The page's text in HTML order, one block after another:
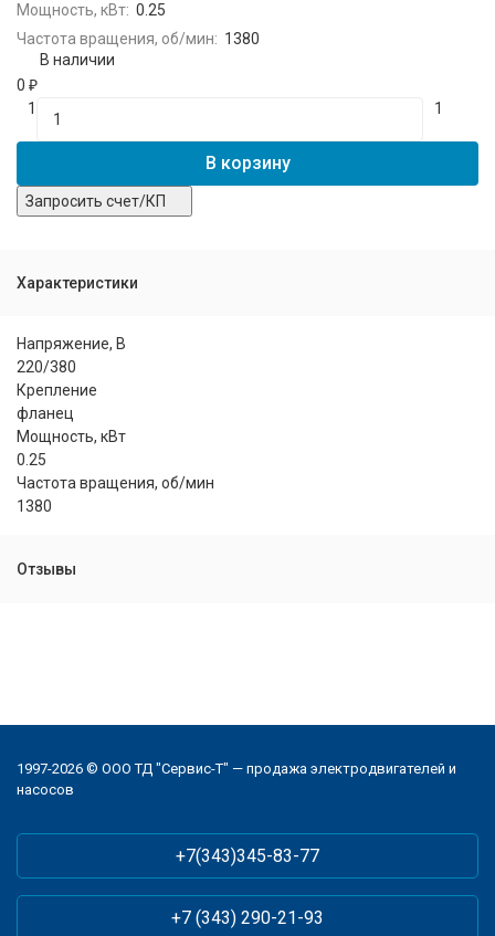
Мощность, кВт: 0.25
Частота вращения, об/мин: 1380
В наличии
0 ₽
1 1
В корзину
Запросить счет/КП
Характеристики
Напряжение, В
220/380
Крепление
фланец
Мощность, кВт
0.25
Частота вращения, об/мин
1380
Отзывы
1997-2026 © ООО ТД "Сервис-Т" — продажа электродвигателей и
насосов
+7(343)345-83-77
+7 (343) 290-21-93